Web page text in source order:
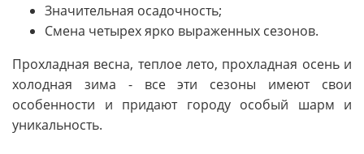
Значительная осадочность;
Смена четырех ярко выраженных сезонов.
Прохладная весна, теплое лето, прохладная осень и
холодная зима - все эти сезоны имеют свои
особенности и придают городу особый шарм и
уникальность.